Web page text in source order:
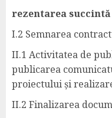
rezentarea
I.2 Semnarea
II.1 Activitatea de
publicarea
proiectului și
II.2 Finalizarea